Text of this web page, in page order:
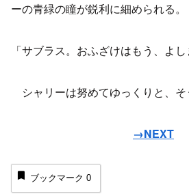
ーの青緑の瞳が鋭利に細められる。
「サブラス。おふざけはもう、よし
シャリーは努めてゆっくりと、そ
→NEXT
ブックマーク 0